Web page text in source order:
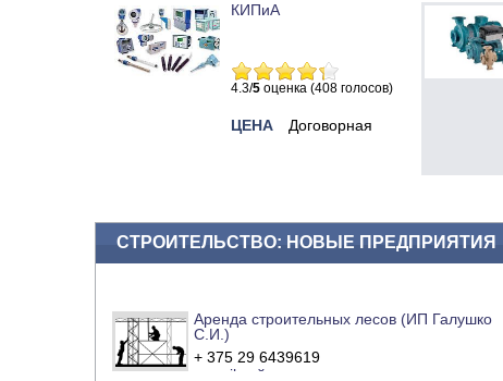
КИПиА
4.3/5 оценка (408 голосов)
ЦЕНА Договорная
СТРОИТЕЛЬСТВО: НОВЫЕ ПРЕДПРИЯТИЯ
Аренда строительных лесов (ИП Галушко
С.И.)
+ 375 29 6439619
e-mail
сайт компании